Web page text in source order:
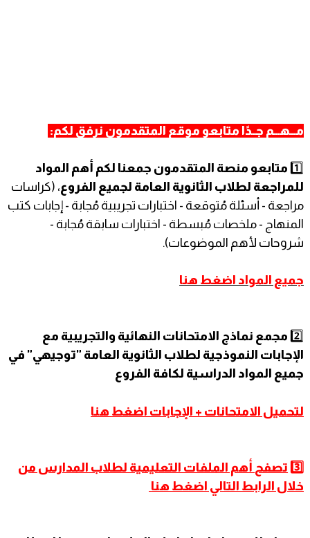
مـــهـــم جــدًا متابعو موقع المتقدمون نرفق لكم:
1️⃣ متابعو منصة المتقدمون جمعنا لكم أهم المواد
للمراجعة لطلاب الثانوية العامة لجميع الفروع، (كراسات
مراجعة - أسئلة مُتوقعة - اختبارات تجريبية مُجابة - إجابات كتب
المنهاج - ملخصات مُبسطة - اختبارات سابقة مُجابة -
شروحات لأهم الموضوعات).
جميع المواد اضغط هنا
2️⃣ مجمع نماذج الامتحانات النهائية والتجريبية مع
الإجابات النموذجية لطلاب الثانوية العامة "توجيهي" في
جميع المواد الدراسية لكافة الفروع
لتحميل الامتحانات + الإجابات اضغط هنا
3️⃣ تصفح أهم الملفات التعليمية لطلاب المدارس من
خلال الرابط التالي اضغط هنا